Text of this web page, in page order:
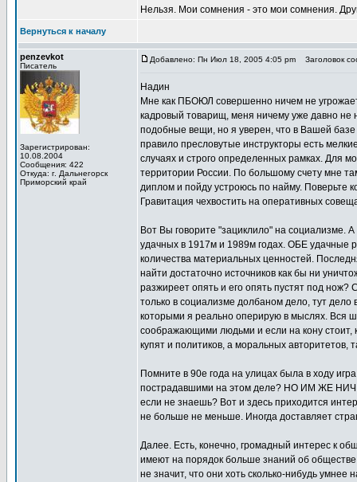
Нельзя. Мои сомнения - это мои сомнения.
Вернуться к началу
penzevkot
Писатель
Зарегистрирован:
10.08.2004
Сообщения: 422
Откуда: г. Дальнегорск
Приморский край
Добавлено: Пн Июл 18, 2005 4:05 pm Заголовок
Надин
Мне как ПБОЮЛ совершенно ничем не
кадровый товарищ, меня ничему уже давно не
подобные вещи, но я уверен, что в Вашей
правило пресловутые инструкторы есть
случаях и строго определенных рамках. Для
территории России. По большому счету мне
диплом и пойду устроюсь по найму. Поверьте
Гравитация чехвостить на оперативных
Вот Вы говорите "зациклило" на социализме.
удачных в 1917м и 1989м годах. ОБЕ удачные
количества материальных ценностей.
найти достаточно источников как бы ни
разжиреет опять и его опять пустят под
только в социализме долбаном дело, тут дело
которыми я реально оперирую в мыслях. Вся
соображающими людьми и если на кону стоит,
купят и политиков, а моральных авторитетов,
Помните в 90е года на улицах была в ходу
пострадавшими на этом деле? НО ИМ ЖЕ
если не знаешь? Вот и здесь приходится
не больше не меньше. Иногда доставляет
Далее. Есть, конечно, громадный интерес к
имеют на порядок больше знаний об
не значит, что они хоть сколько-нибудь